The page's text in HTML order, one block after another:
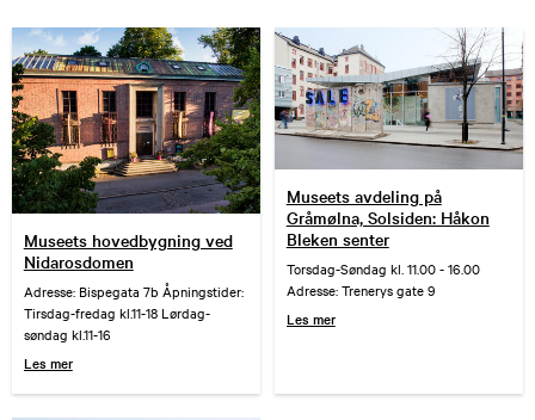
Museets hovedbygning ved
Nidarosdomen
Adresse: Bispegata 7b Åpningstider:
Tirsdag-fredag kl.11-18 Lørdag-
søndag kl.11-16
Les mer
Museets avdeling på
Gråmølna, Solsiden: Håkon
Bleken senter
Torsdag-Søndag kl. 11.00 - 16.00
Adresse: Trenerys gate 9
Les mer